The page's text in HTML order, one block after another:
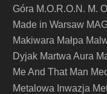
Góra M.O.R.O.N. M.
Made in Warsaw
Makiwara Małpa
Dyjak Martwa Aura
Me And That Man
Metalowa Inwazja